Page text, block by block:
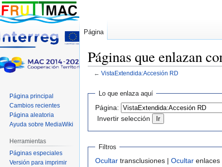
Páginas que enlazan
← VistaExtendida:Accesión RD
navegación
búsqueda
Lo que enlaza aquí
Página:
Invertir selección
Filtros
Ocultar transclusiones | Ocultar
Página
Página principal
Cambios recientes
Página aleatoria
Ayuda sobre MediaWiki
Herramientas
Páginas especiales
Versión para imprimir